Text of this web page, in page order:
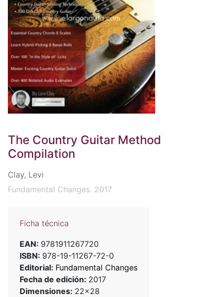
The Country Guitar Method
Compilation
Clay, Levi
Fundamental Changes. 2017
Ficha técnica
EAN: 9781911267720
ISBN: 978-19-11267-72-0
Editorial: Fundamental Changes
Fecha de edición: 2017
Dimensiones: 22x28